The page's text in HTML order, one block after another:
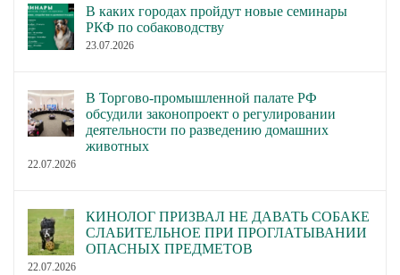
В каких городах пройдут новые семинары
РКФ по собаководству
23.07.2026
В Торгово-промышленной палате РФ
обсудили законопроект о регулировании
деятельности по разведению домашних
животных
22.07.2026
КИНОЛОГ ПРИЗВАЛ НЕ ДАВАТЬ СОБАКЕ
СЛАБИТЕЛЬНОЕ ПРИ ПРОГЛАТЫВАНИИ
ОПАСНЫХ ПРЕДМЕТОВ
22.07.2026